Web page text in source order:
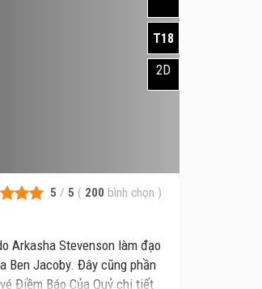
5 / 5 ( 200 bình chọn )
Arkasha Stevenson làm đạo
Ben Jacoby. Đây cũng phần
Điềm Báo Của Quỷ chi tiết
T18
2D